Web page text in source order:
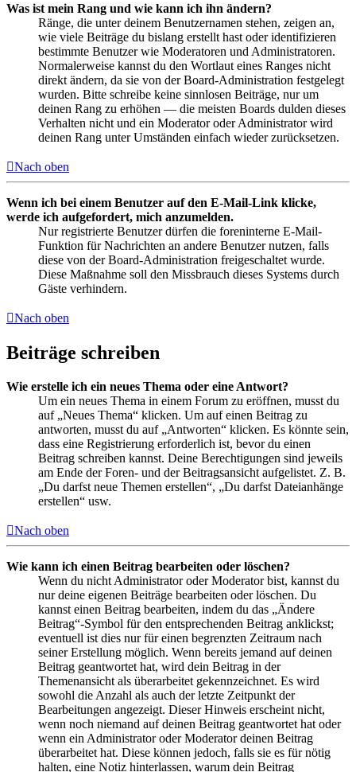
Was ist mein Rang und wie kann ich ihn ändern?
Ränge, die unter deinem Benutzernamen stehen, zeigen an,
wie viele Beiträge du bislang erstellt hast oder identifizieren
bestimmte Benutzer wie Moderatoren und Administratoren.
Normalerweise kannst du den Wortlaut eines Ranges nicht
direkt ändern, da sie von der Board-Administration festgelegt
wurden. Bitte schreibe keine sinnlosen Beiträge, nur um
deinen Rang zu erhöhen — die meisten Boards dulden dieses
Verhalten nicht und ein Moderator oder Administrator wird
deinen Rang unter Umständen einfach wieder zurücksetzen.
Nach oben
Wenn ich bei einem Benutzer auf den E-Mail-Link klicke,
werde ich aufgefordert, mich anzumelden.
Nur registrierte Benutzer dürfen die foreninterne E-Mail-
Funktion für Nachrichten an andere Benutzer nutzen, falls
diese von der Board-Administration freigeschaltet wurde.
Diese Maßnahme soll den Missbrauch dieses Systems durch
Gäste verhindern.
Nach oben
Beiträge schreiben
Wie erstelle ich ein neues Thema oder eine Antwort?
Um ein neues Thema in einem Forum zu eröffnen, musst du
auf „Neues Thema“ klicken. Um auf einen Beitrag zu
antworten, musst du auf „Antworten“ klicken. Es könnte sein,
dass eine Registrierung erforderlich ist, bevor du einen
Beitrag schreiben kannst. Deine Berechtigungen sind jeweils
am Ende der Foren- und der Beitragsansicht aufgelistet. Z. B.
„Du darfst neue Themen erstellen“, „Du darfst Dateianhänge
erstellen“ usw.
Nach oben
Wie kann ich einen Beitrag bearbeiten oder löschen?
Wenn du nicht Administrator oder Moderator bist, kannst du
nur deine eigenen Beiträge bearbeiten oder löschen. Du
kannst einen Beitrag bearbeiten, indem du das „Ändere
Beitrag“-Symbol für den entsprechenden Beitrag anklickst;
eventuell ist dies nur für einen begrenzten Zeitraum nach
seiner Erstellung möglich. Wenn bereits jemand auf deinen
Beitrag geantwortet hat, wird dein Beitrag in der
Themenansicht als überarbeitet gekennzeichnet. Es wird
sowohl die Anzahl als auch der letzte Zeitpunkt der
Bearbeitungen angezeigt. Dieser Hinweis erscheint nicht,
wenn noch niemand auf deinen Beitrag geantwortet hat oder
wenn ein Administrator oder Moderator deinen Beitrag
überarbeitet hat. Diese können jedoch, falls sie es für nötig
halten, eine Notiz hinterlassen, warum dein Beitrag